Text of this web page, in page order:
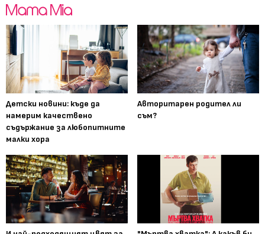
Детски новини: къде да
намерим качествено
съдържание за любопитните
малки хора
Авторитарен родител ли
съм?